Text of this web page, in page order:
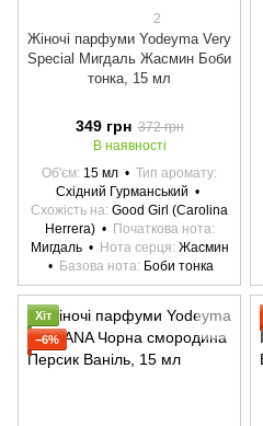
2
Жіночі парфуми Yodeyma Very
Special Мигдаль Жасмин Боби
тонка, 15 мл
349 грн 372 грн
В наявності
Об'єм 15 мл
Тип аромату
Східний Гурманський
Схожість на Good Girl (Carolina
Herrera)
Початкова нота
Мигдаль
Нота серця Жасмин
Базова нота Боби тонка
Хіт
−6%